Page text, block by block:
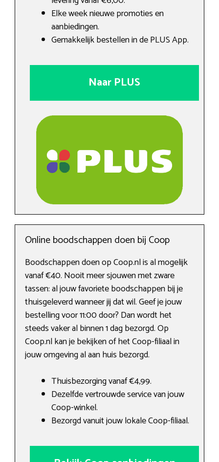
Elke week nieuwe promoties en
aanbiedingen.
Gemakkelijk bestellen in de PLUS App.
Naar PLUS
Online boodschappen doen bij Coop
Boodschappen doen op Coop.nl is al mogelijk
vanaf €40. Nooit meer sjouwen met zware
tassen: al jouw favoriete boodschappen bij je
thuisgeleverd wanneer jij dat wil. Geef je jouw
bestelling voor 11:00 door? Dan wordt het
steeds vaker al binnen 1 dag bezorgd. Op
Coop.nl kan je bekijken of het Coop-filiaal in
jouw omgeving al aan huis bezorgd.
Thuisbezorging vanaf €4,99.
Dezelfde vertrouwde service van jouw
Coop-winkel.
Bezorgd vanuit jouw lokale Coop-filiaal.